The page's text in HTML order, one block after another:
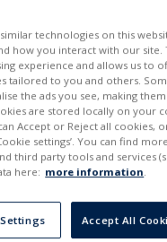
technologies on this
how you interact with our site.
experience and allows us to
tailored to you and others.
the ads you see, making
are stored locally on your
Accept or Reject all cookies,
settings’. You can find
third party tools and services
here: more information.
Accept All